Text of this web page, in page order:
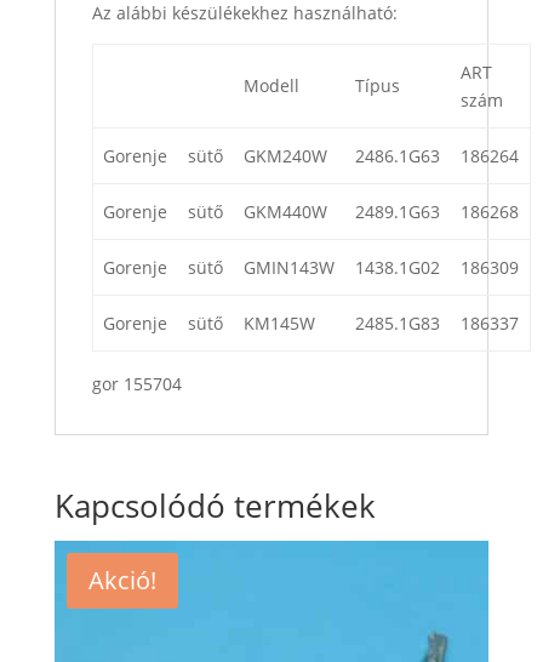
Az alábbi készülékekhez használható:
Modell Típus
ART
szám
Gorenje sütő GKM240W 2486.1G63 186264
Gorenje sütő GKM440W 2489.1G63 186268
Gorenje sütő GMIN143W 1438.1G02 186309
Gorenje sütő KM145W 2485.1G83 186337
gor 155704
Kapcsolódó termékek
Akció!